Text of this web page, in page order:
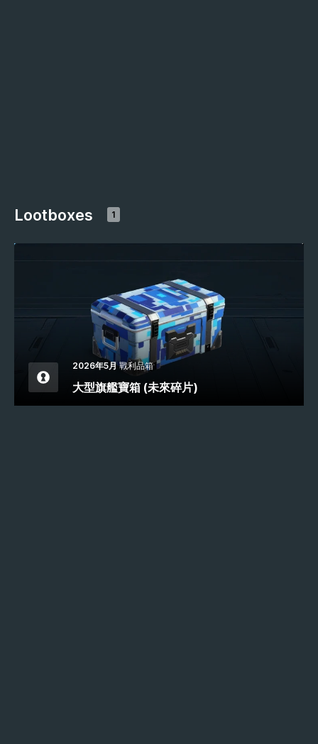
Lootboxes 1
2026年5月 戰利品箱
大型旗艦寶箱 (未來碎片)